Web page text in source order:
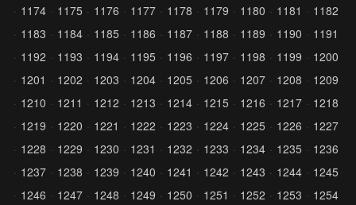
1174
1175 1176 1177 1178 1179 1180 1181
1182
1183
1184 1185 1186 1187 1188 1189 1190
1191
1192
1193 1194 1195 1196 1197 1198 1199
1200
1201
1202 1203 1204 1205 1206 1207 1208
1209
1210
1211 1212 1213 1214 1215 1216 1217
1218
1219
1220 1221 1222 1223 1224 1225 1226
1227
1228
1229 1230 1231 1232 1233 1234 1235
1236
1237
1238 1239 1240 1241 1242 1243 1244
1245
1246
1247 1248 1249 1250 1251 1252 1253
1254